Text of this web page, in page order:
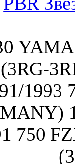
1993
750